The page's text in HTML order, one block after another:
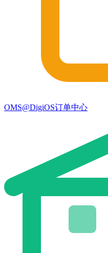
OMS@DigiOS订单中心